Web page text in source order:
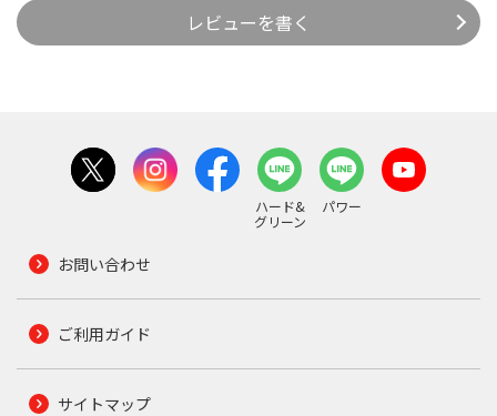
レビューを書く
ハード&
グリーン
パワー
お問い合わせ
ご利用ガイド
サイトマップ